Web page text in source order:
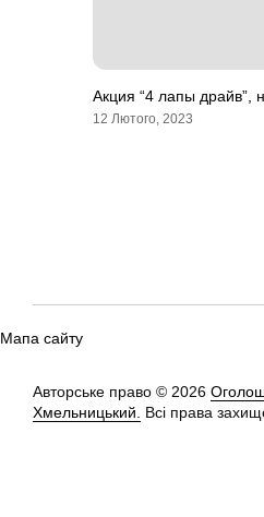
Акция “4 лапы драйв”,
12 Лютого, 2023
Мапа сайту
Авторське право © 2026
Хмельницький.
Всі права